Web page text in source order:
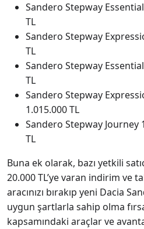
Sandero Stepway
TL
Sandero Stepway
TL
Sandero Stepway
TL
Sandero Stepway
1.015.000 TL
Sandero Stepway Journey
TL
Buna ek olarak, bazı yetkili
20.000 TL’ye varan indirim ve
aracınızı bırakıp yeni Dacia
uygun şartlarla sahip olma
kapsamındaki araçlar ve